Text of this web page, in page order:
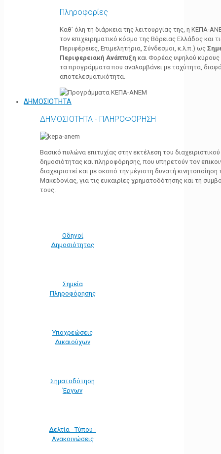
Πληροφορίες
Καθ’ όλη τη διάρκεια της λειτουργίας της, η ΚΕΠΑ-
τον επιχειρηματικό κόσμο της Βόρειας Ελλάδος και
Περιφέρειες, Επιμελητήρια, Σύνδεσμοι, κ.λ.π.) ως
Περιφερειακή Ανάπτυξη και Φορέας υψηλού κύρους
τα προγράμματα που αναλαμβάνει με ταχύτητα,
αποτελεσματικότητα.
ΔΗΜΟΣΙΟΤΗΤΑ
ΔΗΜΟΣΙΟΤΗΤΑ - ΠΛΗΡΟΦΟΡΗΣΗ
Βασικό πυλώνα επιτυχίας στην εκτέλεση του
δημοσιότητας και πληροφόρησης, που υπηρετούν τον
διαχειριστεί και με σκοπό την μέγιστη δυνατή
Μακεδονίας, για τις ευκαιρίες χρηματοδότησης και τη
τους.
Οδηγοί
Δημοσιότητας
Σημεία
Πληροφόρησης
Υποχρεώσεις
Δικαιούχων
Σηματοδότηση
Έργων
Δελτία - Τύπου -
Ανακοινώσεις